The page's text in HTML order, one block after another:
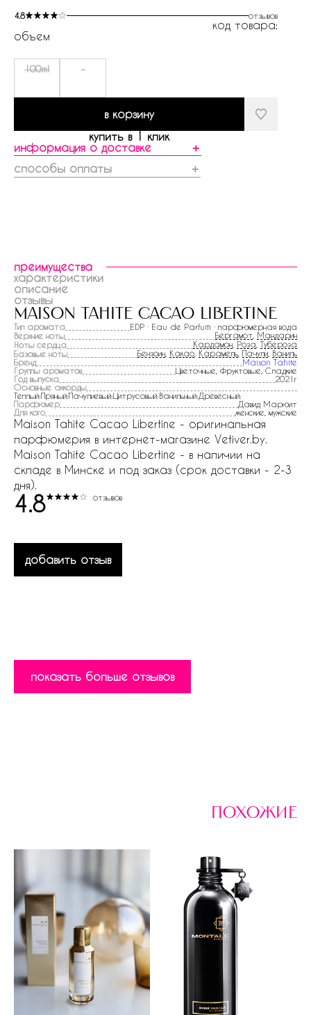
4.8 отзывов
код товара:
объем
100ml -
в корзину
купить в 1 клик
информация о доставке
＋
способы оплаты
＋
преимущества
характеристики
описание
отзывы
maison tahite cacao libertine
Тип аромата
EDP · Eau de Parfum · парфюмерная вода
Верхние ноты
Бергамот Мандарин
Ноты сердца
Кардамон Роза Тубероза
Базовые ноты
Бензоин Какао Карамель Пачули Ваниль
Бренд
Maison Tahite
Группы ароматов
Цветочные, Фруктовые, Сладкие
Год выпуска
2021г
Основные аккорды
Теплый:Пряный:Пачулиевый:Цитрусовый:Ванильный:Древесный:
Парфюмер
Давид Марюит
Для кого
женские, мужские
Maison Tahite Cacao Libertine - оригинальная
парфюмерия в интернет-магазине Vetiver.by.
Maison Tahite Cacao Libertine - в наличии на
складе в Минске и под заказ (срок доставки - 2-3
дня).
4.8 отзывов
добавить отзыв
показать больше отзывов
похожие